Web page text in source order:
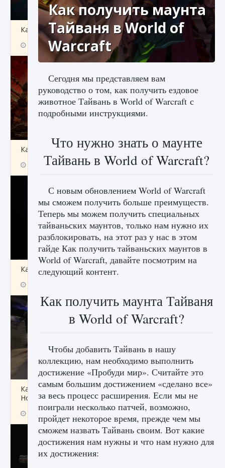
Как создавать предметы в Creatures of Ava
9 августа 2024 1 266 0 0
Как найти Гробницу Изгоев в Diablo 4
9 августа 2024 1 337 0 0
Как получить Thunder Egg в Stardew Valley
Как исправить неработающие награды For
Honor
9 августа 2024 0
Как получить маунта
Тайваня в World of
Warcraft
Сегодня мы представляем вам
руководство о том, как получить ездовое
животное Тайвань в World of Warcraft с
подробными инструкциями.
Что нужно знать о маунте
Тайвань в World of Warcraft?
С новым обновлением World of Warcraft
мы сможем получить больше преимуществ.
Теперь мы можем получить специальных
тайваньских маунтов, только нам нужно их
разблокировать, на этот раз у нас в этом
гайде Как получить тайваньских маунтов в
World of Warcraft, давайте посмотрим на
следующий контент.
Как получить маунта Тайваня
в World of Warcraft?
Чтобы добавить Тайвань в нашу
коллекцию, нам необходимо выполнить
достижение «Пробуди мир». Считайте это
самым большим достижением «сделано все»
за весь процесс расширения. Если мы не
поиграли несколько патчей, возможно,
пройдет некоторое время, прежде чем мы
сможем назвать Тайвань своим. Вот какие
достижения нам нужны и что нам нужно для
их достижения: